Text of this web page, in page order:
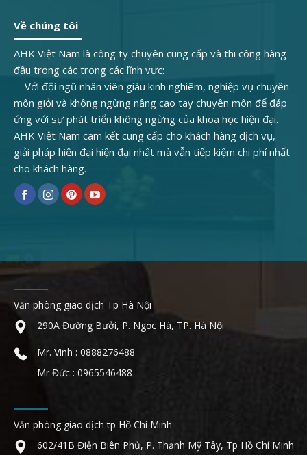
Về chúng tôi
AHK Việt Nam là công ty chuyên cung cấp và thi công hàng
đầu trong các trong các lĩnh vực:
Với đội ngũ nhân viên giàu kinh nghiêm, nghiệp vụ chuyên
môn giỏi và không ngừng nâng cao tay chuyên môn để đáp
ứng với sự phát triển không ngừng của khoa học hiện đại.
AHK Việt Nam cam kết cung cấp cho khách hàng dịch vụ,
giải pháp hiện đại hiện đại nhất mà vẫn tiếp kiệm chi phí nhất
cho khách hàng.
Văn phòng giao dịch Tp Hà Nội
290A Đường Bưởi, P. Ngọc Hà, TP. Hà Nội
Mr. Vinh : 0888276488
Mr Đức : 0965546488
Văn phòng giao dịch tp Hồ Chí Minh
602/41B Điện Biên Phủ, P. Thạnh Mỹ Tây, Tp Hồ Chí Minh